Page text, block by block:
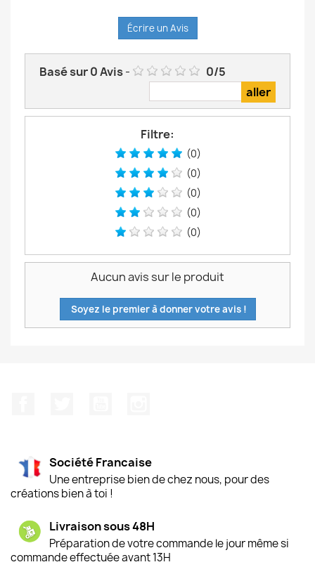
Écrire un Avis
Basé sur0Avis- 0/5
Filtre:
(0)
(0)
(0)
(0)
(0)
Aucun avis sur le produit
Soyez le premier à donner votre avis !
Société Francaise
Une entreprise bien de chez nous, pour des
créations bien à toi !
Livraison sous 48H
Préparation de votre commande le jour même si
commande effectuée avant 13H